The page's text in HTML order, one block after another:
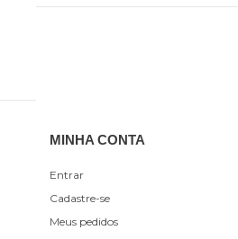
MINHA CONTA
Entrar
Cadastre-se
Meus pedidos